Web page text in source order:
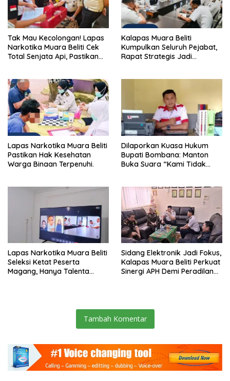
Tak Mau Kecolongan! Lapas
Narkotika Muara Beliti Cek
Total Senjata Api, Pastikan
Kalapas Muara Beliti
Kumpulkan Seluruh Pejabat,
Rapat Strategis Jadi
Lapas Narkotika Muara Beliti
Pastikan Hak Kesehatan
Warga Binaan Terpenuhi.
Dilaporkan Kuasa Hukum
Bupati Bombana: Manton
Buka Suara “Kami Tidak
Lapas Narkotika Muara Beliti
Seleksi Ketat Peserta
Magang, Hanya Talenta
Sidang Elektronik Jadi Fokus,
Kalapas Muara Beliti Perkuat
Sinergi APH Demi Peradilan
Tambah Komentar